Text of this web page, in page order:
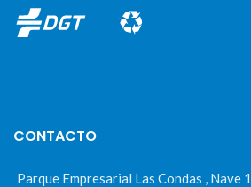
CONTACTO
Parque Empresarial Las Condas , Nave 1